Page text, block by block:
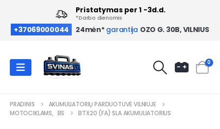
+37069000044 24mėn* garantija OZO G. 30B, VILNIUS
Pristatymas per 1 -3d.d.
*Darbo dienomis
0
PRADINIS
AKUMULIATORIŲ PARDUOTUVĖ VILNIUJE
MOTOCIKLAMS, BS BTX20 (FA) SLA AKUMULIATORIUS